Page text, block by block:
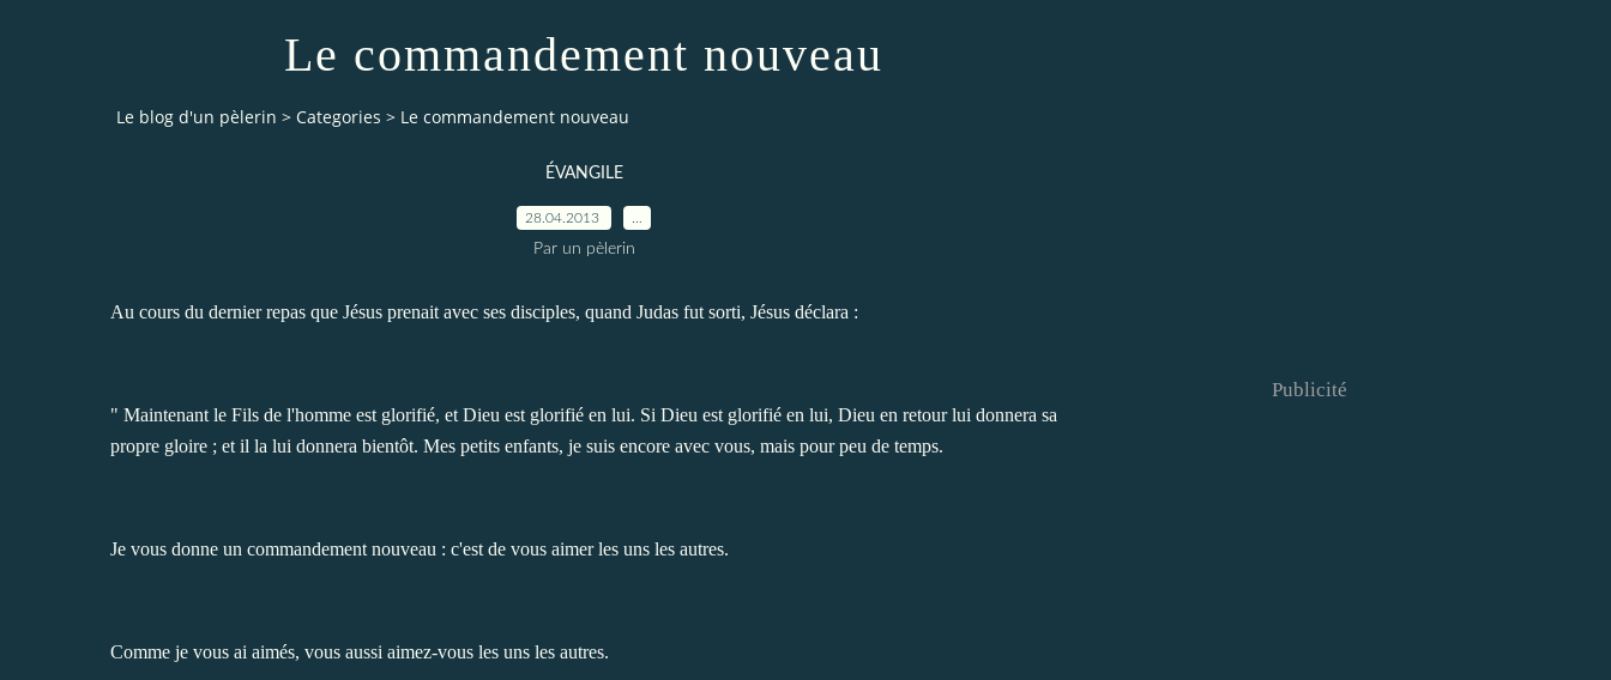
Le commandement nouveau
Le blog d'un pèlerin > Categories > Le commandement nouveau
ÉVANGILE
28.04.2013
Par un pèlerin
Au cours du dernier repas que Jésus prenait avec ses disciples, quand Judas fut sorti, Jésus déclara :
" Maintenant le Fils de l'homme est glorifié, et Dieu est glorifié en lui. Si Dieu est glorifié en lui, Dieu en retour lui donnera sa
propre gloire ; et il la lui donnera bientôt. Mes petits enfants, je suis encore avec vous, mais pour peu de temps.
Je vous donne un commandement nouveau : c'est de vous aimer les uns les autres.
Comme je vous ai aimés, vous aussi aimez-vous les uns les autres.
Publicité